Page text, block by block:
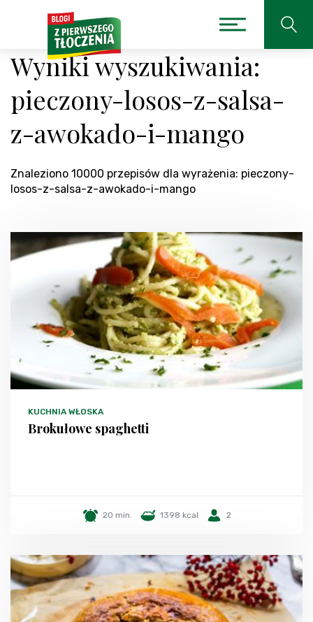
Wyniki wyszukiwania:
pieczony-losos-z-salsa-
z-awokado-i-mango
Znaleziono 10000 przepisów dla wyrażenia: pieczony-
losos-z-salsa-z-awokado-i-mango
KUCHNIA WŁOSKA
Brokułowe spaghetti
20 min. 1398 kcal 2